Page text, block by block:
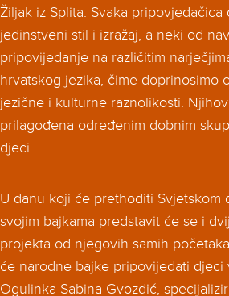
Žiljak iz Splita. Svaka
jedinstveni stil i izražaj, a neki od
pripovijedanje na različitim
hrvatskog jezika, čime doprinosimo
jezične i kulturne raznolikosti.
prilagođena određenim dobnim
djeci.
U danu koji će prethoditi Svjetskom
svojim bajkama predstavit će se i
projekta od njegovih samih
će narodne bajke pripovijedati djeci
Ogulinka Sabina Gvozdić,